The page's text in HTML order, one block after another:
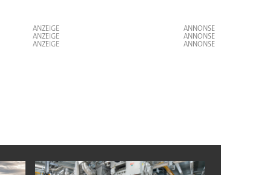
ANZEIGE
ANZEIGE
ANZEIGE